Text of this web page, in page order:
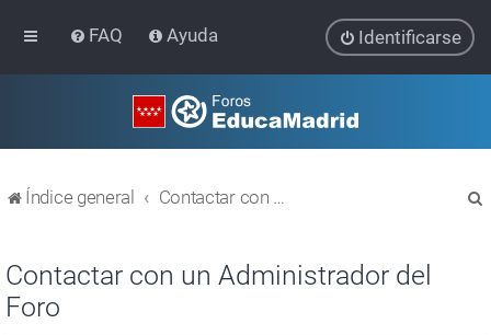
FAQ Ayuda Identificarse
Índice general Contactar con un Administrador del Foro
Contactar con un Administrador del
Foro